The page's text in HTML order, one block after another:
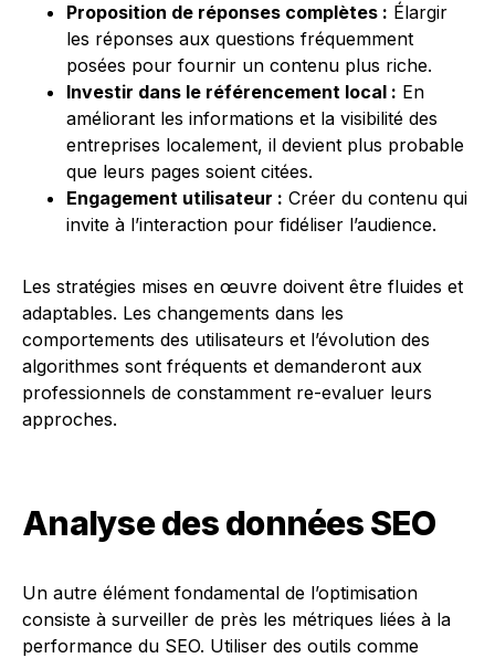
Proposition de réponses complètes : Élargir
les réponses aux questions fréquemment
posées pour fournir un contenu plus riche.
Investir dans le référencement local : En
améliorant les informations et la visibilité des
entreprises localement, il devient plus probable
que leurs pages soient citées.
Engagement utilisateur : Créer du contenu qui
invite à l’interaction pour fidéliser l’audience.
Les stratégies mises en œuvre doivent être fluides et
adaptables. Les changements dans les
comportements des utilisateurs et l’évolution des
algorithmes sont fréquents et demanderont aux
professionnels de constamment re-evaluer leurs
approches.
Analyse des données SEO
Un autre élément fondamental de l’optimisation
consiste à surveiller de près les métriques liées à la
performance du SEO. Utiliser des outils comme